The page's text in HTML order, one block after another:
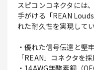
スピコンコネクタには
手がける「REAN
れた耐久性を実現してい
・優れた信号伝達と堅
「REAN」コネクタを採